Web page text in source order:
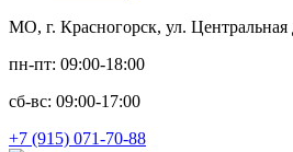
МО, г. Красногорск, ул. Центральная
пн-пт: 09:00-18:00
сб-вс: 09:00-17:00
+7 (915) 071-70-88